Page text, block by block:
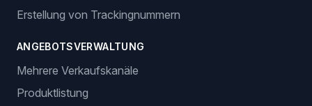
Erstellung von Trackingnummern
ANGEBOTSVERWALTUNG
Mehrere Verkaufskanäle
Produktlistung